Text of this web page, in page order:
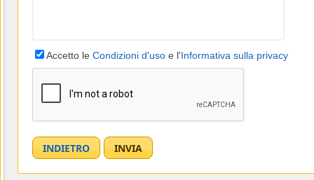
Accetto le Condizioni d'uso e l'Informativa sulla privacy